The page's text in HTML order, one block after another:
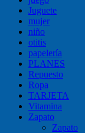
Juguete
mujer
niño
otitis
papelería
PLANES
Repuesto
Ropa
TARJETA
Vitamina
Zapato
Zapato